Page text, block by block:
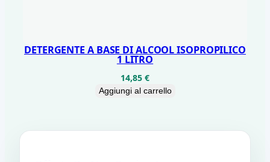
DETERGENTE A BASE DI ALCOOL ISOPROPILICO
1 LITRO
14,85 €
Aggiungi al carrello